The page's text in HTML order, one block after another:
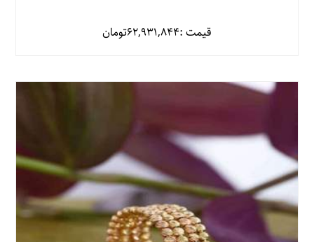
قیمت :62,931,844تومان